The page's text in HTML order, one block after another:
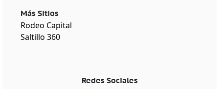
Más Sitios
Rodeo Capital
Saltillo 360
Redes Sociales